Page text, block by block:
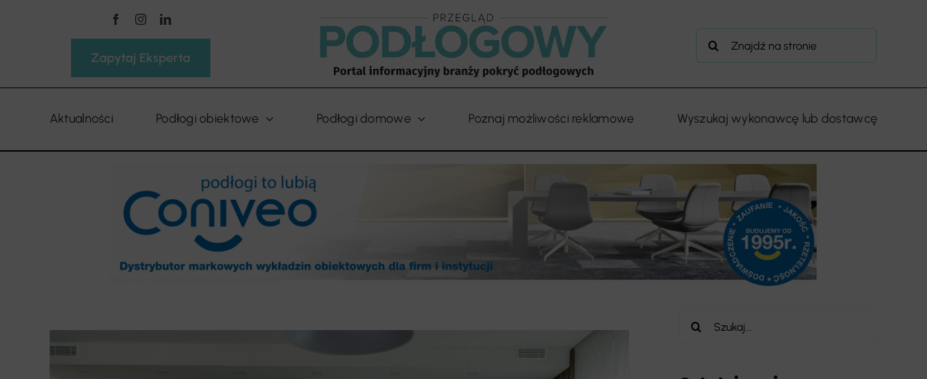
Zapytaj Eksperta
Szukaj
Aktualności Podłogi obiektowe Podłogi domowe Poznaj możliwości reklamowe Wyszukaj wykonawcę lub dostawcę
Szukaj